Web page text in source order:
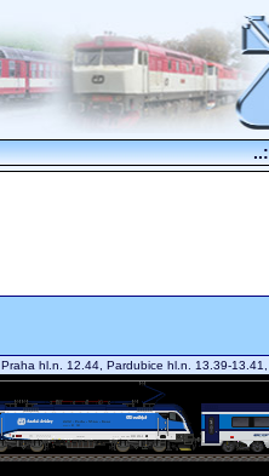
Praha hl.n. 12.44, Pardubice hl.n. 13.39-